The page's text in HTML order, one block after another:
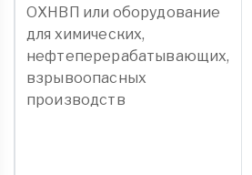
ОХНВП или оборудование
для химических,
нефтеперерабатывающих,
взрывоопасных
производств